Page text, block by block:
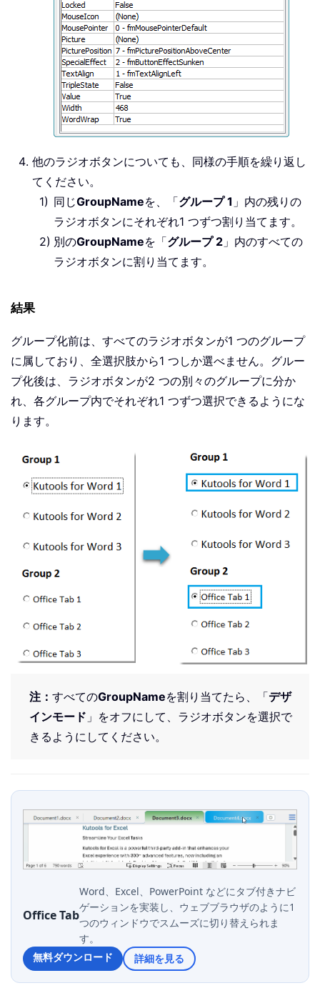
他のラジオボタンについても、同様の手順を繰り返し
てください。
同じGroupNameを、「グループ 1 」内の残りの
ラジオボタンにそれぞれ1 つずつ割り当てます。
別のGroupNameを「グループ 2 」内のすべての
ラジオボタンに割り当てます。
結果
グループ化前は、すべてのラジオボタンが1 つのグループ
に属しており、全選択肢から1 つしか選べません。グルー
プ化後は、ラジオボタンが2 つの別々のグループに分か
れ、各グループ内でそれぞれ1 つずつ選択できるようにな
ります。
注： すべてのGroupNameを割り当てたら、「デザ
インモード 」をオフにして、ラジオボタンを選択で
きるようにしてください。
Office Tab
Word、Excel、PowerPoint などにタブ付きナビ
ゲーションを実装し、ウェブブラウザのように1
つのウィンドウでスムーズに切り替えられま
す。
無料ダウンロード
詳細を見る